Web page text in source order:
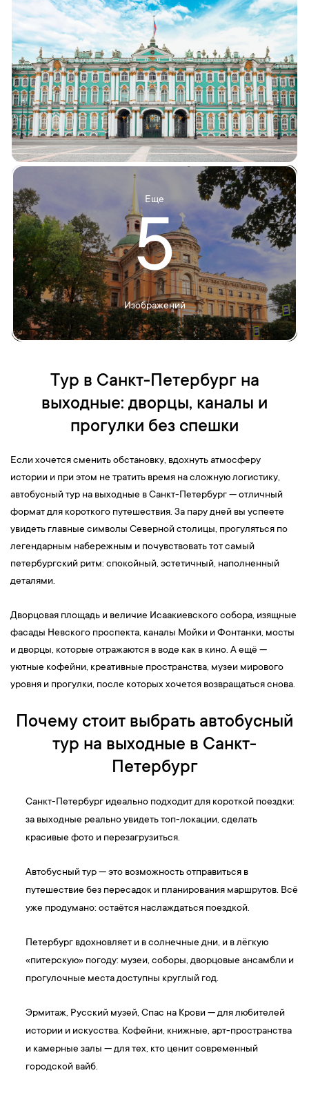
Еще
5
Изображений
Тур в Санкт-Петербург на
выходные: дворцы, каналы и
прогулки без спешки
Если хочется сменить обстановку, вдохнуть атмосферу
истории и при этом не тратить время на сложную логистику,
автобусный тур на выходные в Санкт-Петербург — отличный
формат для короткого путешествия. За пару дней вы успеете
увидеть главные символы Северной столицы, прогуляться по
легендарным набережным и почувствовать тот самый
петербургский ритм: спокойный, эстетичный, наполненный
деталями.
Дворцовая площадь и величие Исаакиевского собора, изящные
фасады Невского проспекта, каналы Мойки и Фонтанки, мосты
и дворцы, которые отражаются в воде как в кино. А ещё —
уютные кофейни, креативные пространства, музеи мирового
уровня и прогулки, после которых хочется возвращаться снова.
Почему стоит выбрать автобусный
тур на выходные в Санкт-
Петербург
Санкт-Петербург идеально подходит для короткой поездки:
за выходные реально увидеть топ-локации, сделать
красивые фото и перезагрузиться.
Автобусный тур — это возможность отправиться в
путешествие без пересадок и планирования маршрутов. Всё
уже продумано: остаётся наслаждаться поездкой.
Петербург вдохновляет и в солнечные дни, и в лёгкую
«питерскую» погоду: музеи, соборы, дворцовые ансамбли и
прогулочные места доступны круглый год.
Эрмитаж, Русский музей, Спас на Крови — для любителей
истории и искусства. Кофейни, книжные, арт-пространства
и камерные залы — для тех, кто ценит современный
городской вайб.